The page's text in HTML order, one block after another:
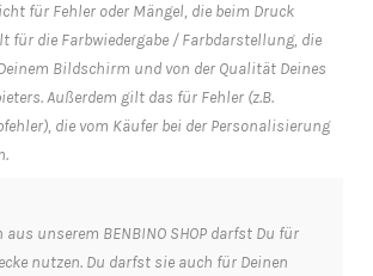
für Fehler oder Mängel, die beim Druck
für die Farbwiedergabe / Farbdarstellung, die
Bildschirm und von der Qualität Deines
Außerdem gilt das für Fehler (z.B.
die vom Käufer bei der Personalisierung
unserem BENBINO SHOP darfst Du für
nutzen. Du darfst sie auch für Deinen